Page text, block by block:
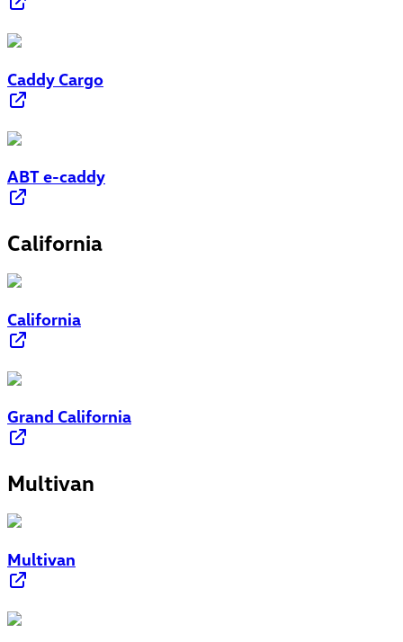
Caddy Cargo
ABT e-caddy
California
California
Grand California
Multivan
Multivan